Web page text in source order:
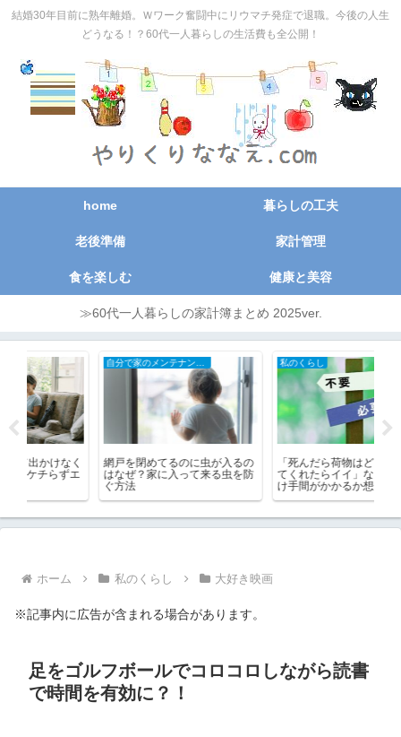
結婚30年目前に熟年離婚。Ｗワーク奮闘中にリウマチ発症で退職。今後の人生
どうなる！？60代一人暮らしの生活費も全公開！
home 暮らしの工夫
老後準備 家計管理
食を楽しむ 健康と美容
≫60代一人暮らしの家計簿まとめ 2025ver.
自分で家のメンテナンスDIY
網戸を閉めてるのに虫が入るの
はなぜ？家に入って来る虫を防
「死んだら荷物はどうにでもし
てくれたらイイ」なんてどれだ
け手間がかかるか想像してみ
ホーム 私のくらし 大好き映画
※記事内に広告が含まれる場合があります。
足をゴルフボールでコロコロしながら読書
で時間を有効に？！